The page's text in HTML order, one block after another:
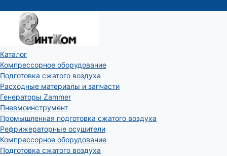
Каталог
Компрессорное оборудование
Подготовка сжатого воздуха
Расходные материалы и запчасти
Генераторы Zammer
Пневмоинструмент
Промышленная подготовка сжатого воздуха
Рефрижераторные осушители
Компрессорное оборудование
Подготовка сжатого воздуха